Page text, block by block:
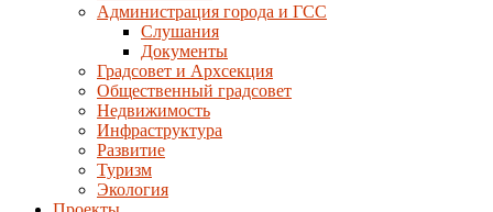
Администрация города и ГСС
Слушания
Документы
Градсовет и Архсекция
Общественный градсовет
Недвижимость
Инфраструктура
Развитие
Туризм
Экология